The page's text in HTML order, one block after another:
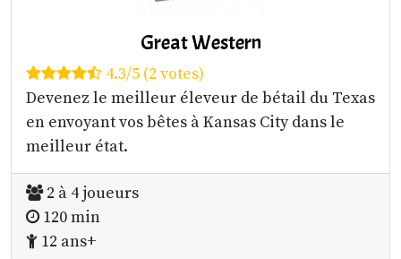
Great Western
4.3/5 (2 votes)
Devenez le meilleur éleveur de bétail du Texas
en envoyant vos bêtes à Kansas City dans le
meilleur état.
2 à 4 joueurs
120 min
12 ans+